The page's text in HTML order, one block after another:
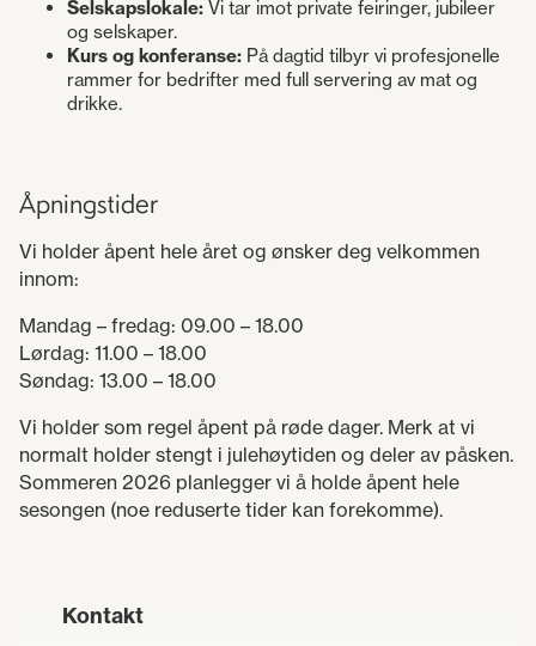
Selskapslokale: Vi tar imot private feiringer, jubileer
og selskaper.
Kurs og konferanse: På dagtid tilbyr vi profesjonelle
rammer for bedrifter med full servering av mat og
drikke.
Åpningstider
Vi holder åpent hele året og ønsker deg velkommen
innom:
Mandag – fredag: 09.00 – 18.00
Lørdag: 11.00 – 18.00
Søndag: 13.00 – 18.00
Vi holder som regel åpent på røde dager. Merk at vi
normalt holder stengt i julehøytiden og deler av påsken.
Sommeren 2026 planlegger vi å holde åpent hele
sesongen (noe reduserte tider kan forekomme).
Kontakt